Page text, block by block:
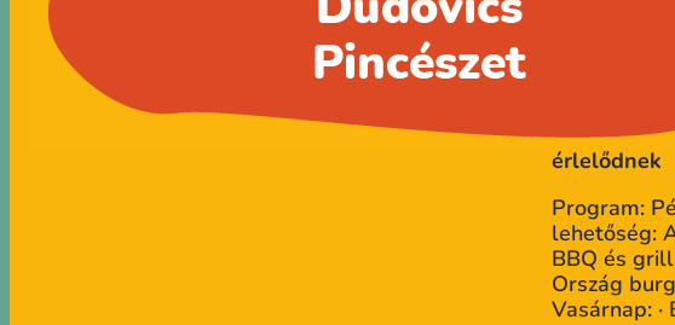
A
biztosítja.
érlelődnek
Program:
lehetőség:
BBQ és
Ország
Vasárnap: